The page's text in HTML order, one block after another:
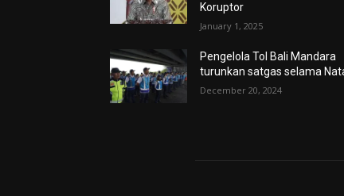
Koruptor
January 1, 2025
Pengelola Tol Bali Mandara
turunkan satgas selama
December 20, 2024